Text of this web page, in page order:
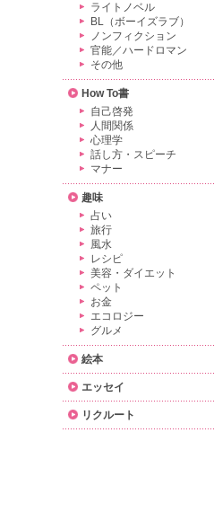
ライトノベル
BL（ボーイズラブ）
ノンフィクション
官能／ハードロマン
その他
How To書
自己啓発
人間関係
心理学
話し方・スピーチ
マナー
趣味
占い
旅行
風水
レシピ
美容・ダイエット
ペット
お金
エコロジー
グルメ
絵本
エッセイ
リクルート